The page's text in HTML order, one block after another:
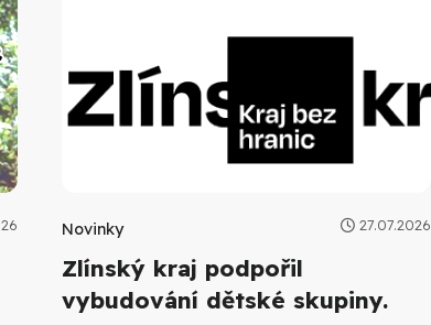
Novinky 27.07.2026
Zlínský kraj podpořil
vybudování dětské skupiny.